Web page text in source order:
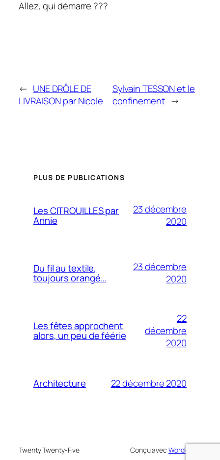
Allez, qui démarre ???
← UNE DRÔLE DE
LIVRAISON par Nicole
Sylvain TESSON et le
confinement →
PLUS DE PUBLICATIONS
Les CITROUILLES par
Annie
23 décembre
2020
Du fil au textile,
toujours orangé…
23 décembre
2020
Les fêtes approchent
alors, un peu de féérie
22
décembre
2020
Architecture 22 décembre 2020
Twenty Twenty-Five Conçu avec WordPress